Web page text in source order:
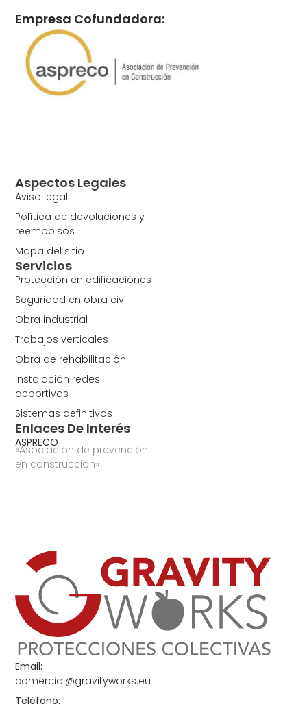
Email:
comercial@gravityworks.eu
Teléfono:
Aspectos Legales
Aviso legal
Política de devoluciones y
reembolsos
Mapa del sitio
Servicios
Protección en edificaciónes
Seguridad en obra civil
Obra industrial
Trabajos verticales
Obra de rehabilitación
Instalación redes
deportivas
Sistemas definitivos
Enlaces De Interés
ASPRECO
«Asociación de prevención
en construcción»
Empresa Cofundadora: